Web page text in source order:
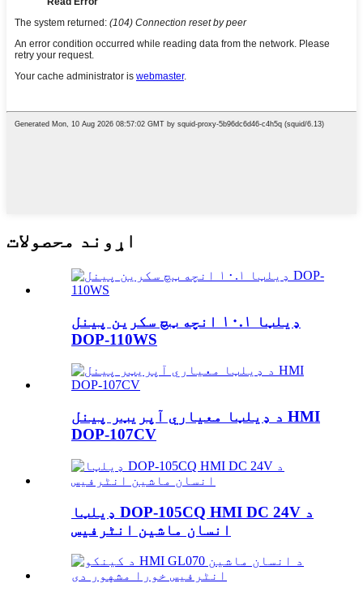
اړوند محصولات
ډیلټا ۱۰.۱ انچه ټچ سکرین پینل
DOP-110WS
د ډیلټا معیاري آپریټر پینل HMI
DOP-107CV
ډیلټا DOP-105CQ HMI DC 24V د
انسان ماشین انٹرفیس